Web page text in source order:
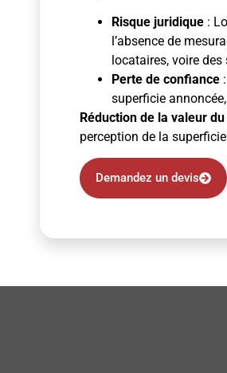
Risque juridique :
l’absence de
locataires, voire des
Perte de confiance
superficie
Réduction de la valeur
perception de la
Demandez un devis